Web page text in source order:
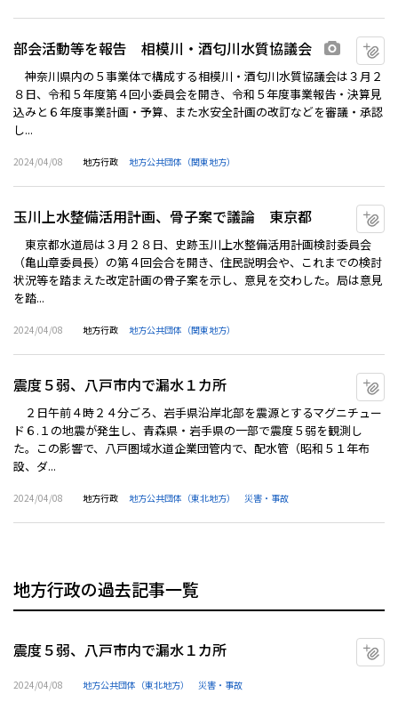
部会活動等を報告 相模川・酒匂川水質協議会
画像あり
神奈川県内の５事業体で構成する相模川・酒匂川水質協議会は３月２
８日、令和５年度第４回小委員会を開き、令和５年度事業報告・決算見
込みと６年度事業計画・予算、また水安全計画の改訂などを審議・承認
し...
2024/04/08 地方行政 地方公共団体（関東地方）
玉川上水整備活用計画、骨子案で議論 東京都
東京都水道局は３月２８日、史跡玉川上水整備活用計画検討委員会
（亀山章委員長）の第４回会合を開き、住民説明会や、これまでの検討
状況等を踏まえた改定計画の骨子案を示し、意見を交わした。局は意見
を踏...
2024/04/08 地方行政 地方公共団体（関東地方）
震度５弱、八戸市内で漏水１カ所
２日午前４時２４分ごろ、岩手県沿岸北部を震源とするマグニチュー
ド６.１の地震が発生し、青森県・岩手県の一部で震度５弱を観測し
た。この影響で、八戸圏域水道企業団管内で、配水管（昭和５１年布
設、ダ...
2024/04/08 地方行政 地方公共団体（東北地方） 災害・事故
地方行政の過去記事一覧
震度５弱、八戸市内で漏水１カ所
2024/04/08 地方公共団体（東北地方） 災害・事故